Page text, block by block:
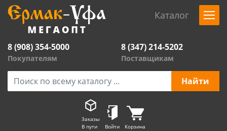
Каталог
8 (908) 354-5000
Покупателям
8 (347) 214-5202
Поставщикам
Заказы
В пути
Войти Корзина